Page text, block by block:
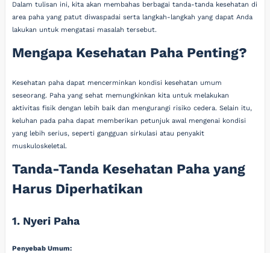
Dalam tulisan ini, kita akan membahas berbagai tanda-tanda kesehatan di
area paha yang patut diwaspadai serta langkah-langkah yang dapat Anda
lakukan untuk mengatasi masalah tersebut.
Mengapa Kesehatan Paha Penting?
Kesehatan paha dapat mencerminkan kondisi kesehatan umum
seseorang. Paha yang sehat memungkinkan kita untuk melakukan
aktivitas fisik dengan lebih baik dan mengurangi risiko cedera. Selain itu,
keluhan pada paha dapat memberikan petunjuk awal mengenai kondisi
yang lebih serius, seperti gangguan sirkulasi atau penyakit
muskuloskeletal.
Tanda-Tanda Kesehatan Paha yang
Harus Diperhatikan
1. Nyeri Paha
Penyebab Umum: